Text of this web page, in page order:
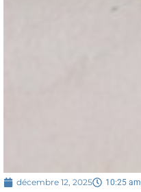
décembre 12, 2025 10:25 am